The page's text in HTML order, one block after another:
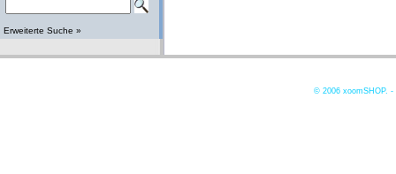
Erweiterte Suche »
© 2006 xoomSHOP. -